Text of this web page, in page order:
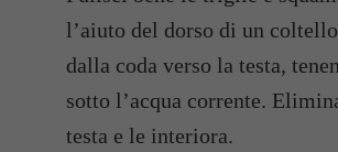
l’aiuto del dorso di un coltello
dalla coda verso la testa,
sotto l’acqua corrente.
testa e le interiora.